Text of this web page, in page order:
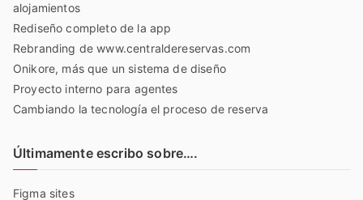
alojamientos
Rediseño completo de la app
Rebranding de www.centraldereservas.com
Onikore, más que un sistema de diseño
Proyecto interno para agentes
Cambiando la tecnología el proceso de reserva
Últimamente escribo sobre….
Figma sites